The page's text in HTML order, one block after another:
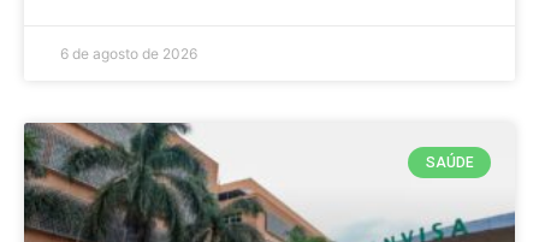
6 de agosto de 2026
SAÚDE